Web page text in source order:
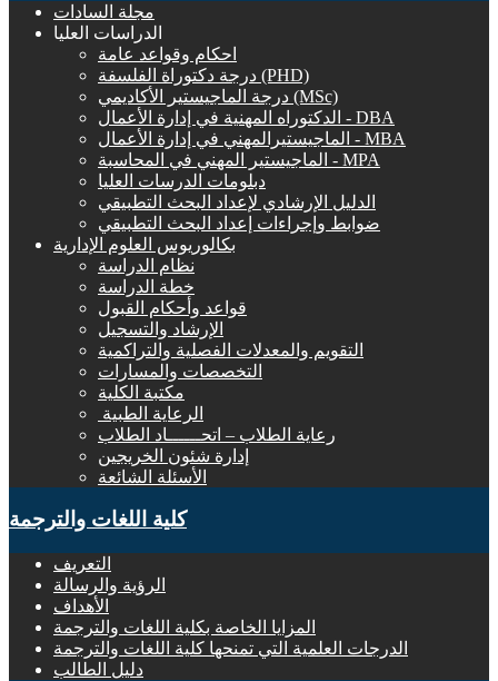
مجلة السادات
الدراسات العليا
احكام وقواعد عامة
درجة دكتوراة الفلسفة (PHD)
درجة الماجيستير الأكاديمي (MSc)
الدكتوراه المهنية في إدارة الأعمال - DBA
الماجيستيرالمهني في إدارة الأعمال - MBA
الماجيستير المهني في المحاسبة - MPA
دبلومات الدرسات العليا
الدليل الإرشادي لإعداد البحث التطبيقي
ضوابط وإجراءات إعداد البحث التطبيقي
بكالوريوس العلوم الإدارية
نظام الدراسة
خطة الدراسة
قواعد وأحكام القبول
الإرشاد والتسجيل
التقويم والمعدلات الفصلية والتراكمية
التخصصات والمسارات
مكتبة الكلية
الرعاية الطبية ‏
رعاية الطلاب – اتحــــــاد الطلاب
إدارة شئون الخريجين
الأسئلة الشائعة
كلية اللغات والترجمة
التعريف
الرؤية والرسالة
الأهداف
المزايا الخاصة بكلية اللغات والترجمة
الدرجات العلمية التي تمنحها كلية اللغات والترجمة
دليل الطالب